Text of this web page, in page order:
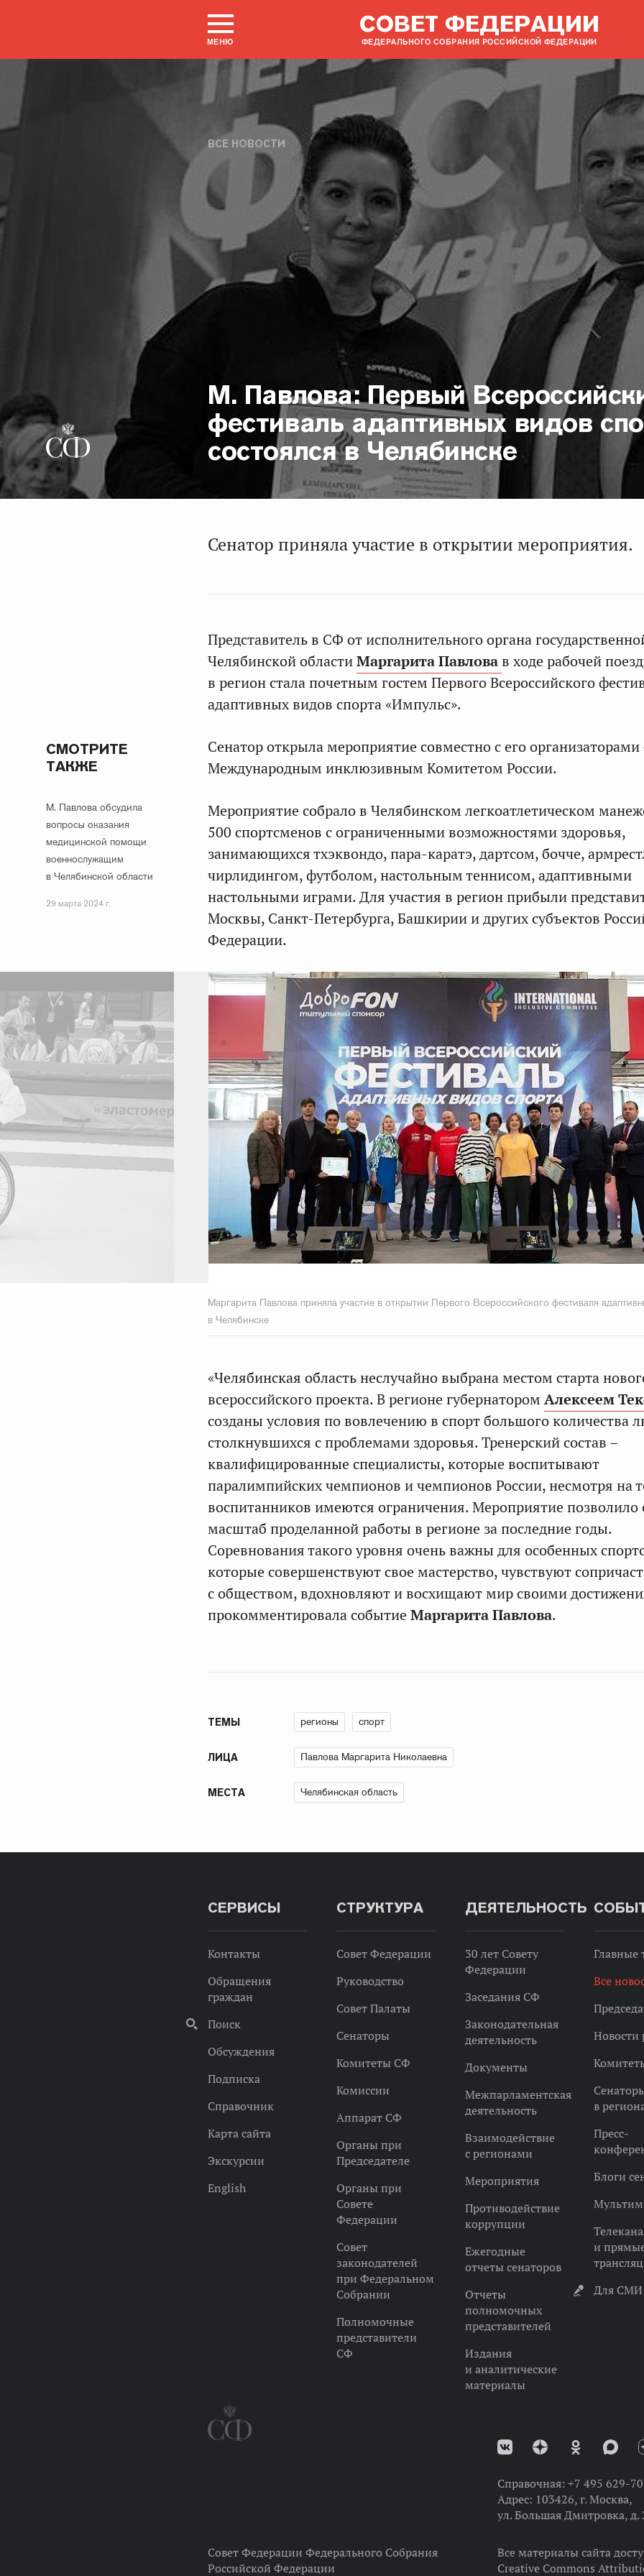
МЕНЮ
СОВЕТ ФЕДЕРАЦИИ
ФЕДЕРАЛЬНОГО СОБРАНИЯ РОССИЙСКОЙ ФЕДЕРАЦИИ
ВСЕ НОВОСТИ
М. Павлова: Первый
фестиваль адаптивных видов
состоялся в Челябинске
Сенатор приняла участие в открытии мероприятия.
Представитель в СФ от исполнительного органа
Челябинской областиМаргарита Павловав ходе рабочей
в регион стала почетным гостем Первого Всероссийского
адаптивных видов спорта «Импульс».
СМОТРИТЕ
ТАКЖЕ
М. Павлова обсудила
вопросы оказания
медицинской помощи
военнослужащим
в Челябинской области
29 марта 2024 г.
Сенатор открыла мероприятие совместно с его
Международным инклюзивным Комитетом России.
Мероприятие собрало в Челябинском легкоатлетическом
500 спортсменов с ограниченными возможностями здоровья,
занимающихся тхэквондо, пара-каратэ, дартсом, бочче,
чирлидингом, футболом, настольным теннисом, адаптивными
настольными играми. Для участия в регион прибыли
Москвы, Санкт-Петербурга, Башкирии и других субъектов
Федерации.
Маргарита Павлова приняла участие в открытии Первого Всероссийского фестиваля
в Челябинске
«Челябинская область неслучайно выбрана местом старта
всероссийского проекта. В регионе губернатором Алексеем
созданы условия по вовлечению в спорт большого количества
столкнувшихся с проблемами здоровья. Тренерский состав –
квалифицированные специалисты, которые воспитывают
паралимпийских чемпионов и чемпионов России, несмотря на
воспитанников имеются ограничения. Мероприятие позволило
масштаб проделанной работы в регионе за последние годы.
Соревнования такого уровня очень важны для особенных
которые совершенствуют свое мастерство, чувствуют
с обществом, вдохновляют и восхищают мир своими
прокомментировала событие Маргарита Павлова.
ТЕМЫ регионы спорт
ЛИЦА Павлова Маргарита Николаевна
МЕСТА Челябинская область
СЕРВИСЫ
Контакты
Обращения
граждан
Поиск
Обсуждения
Подписка
Справочник
Карта сайта
Экскурсии
English
СТРУКТУРА
Совет Федерации
Руководство
Совет Палаты
Сенаторы
Комитеты СФ
Комиссии
Аппарат СФ
Органы при
Председателе
Органы при
Совете
Федерации
Совет
законодателей
при Федеральном
Собрании
Полномочные
представители
СФ
ДЕЯТЕЛЬНОСТЬ
30 лет Совету
Федерации
Заседания СФ
Законодательная
деятельность
Документы
Межпарламентская
деятельность
Взаимодействие
с регионами
Мероприятия
Противодействие
коррупции
Ежегодные
отчеты сенаторов
Отчеты
полномочных
представителей
Издания
и аналитические
материалы
Главные
Все
Новости
в
Пресс-
Блоги
и
Для СМИ
Справочная: +7 495 629-
Адрес: 103426, г. Москва,
ул. Большая Дмитровка, д.
Совет Федерации Федерального Собрания
Российской Федерации
Все материалы сайта
Creative Commons